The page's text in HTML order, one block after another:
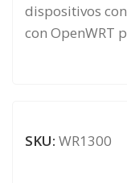
dispositivos
con OpenWRT
SKU: WR1300